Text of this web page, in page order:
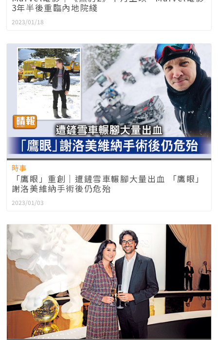
3年半後重臨內地院綫
2023/01/18
時事
「鷹眼」重創｜遭鏟雪車輾腳大量出血 「鷹眼」
謝洛美維納手術後仍危殆
2023/01/03